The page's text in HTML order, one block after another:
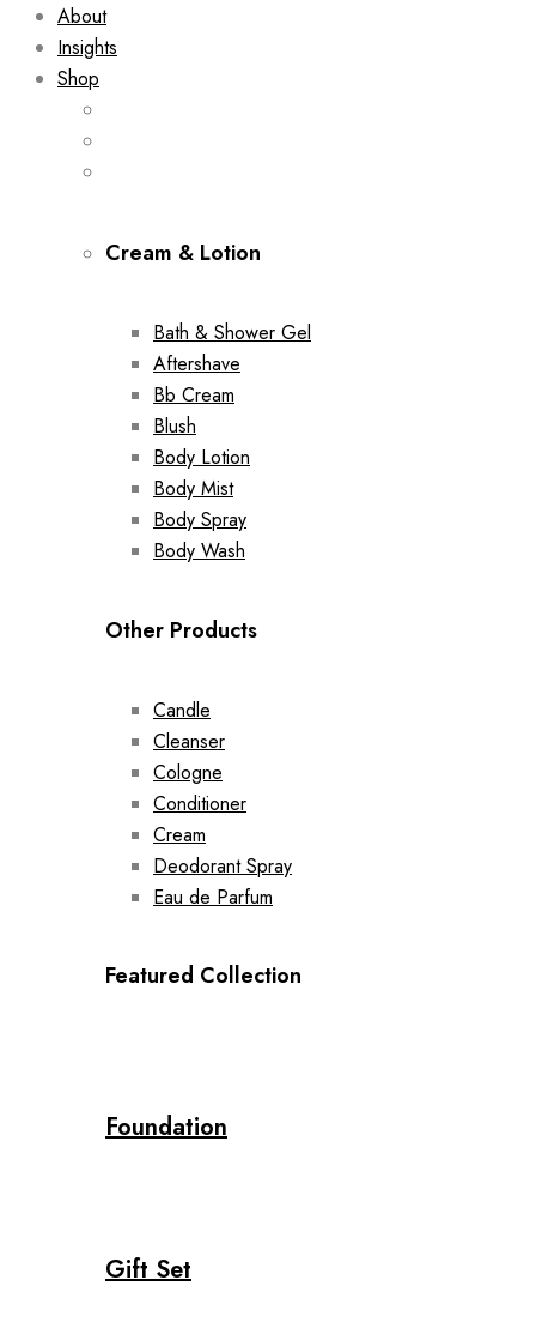
About
Insights
Shop
Cream & Lotion
Bath & Shower Gel
Aftershave
Bb Cream
Blush
Body Lotion
Body Mist
Body Spray
Body Wash
Other Products
Candle
Cleanser
Cologne
Conditioner
Cream
Deodorant Spray
Eau de Parfum
Featured Collection
Foundation
Gift Set